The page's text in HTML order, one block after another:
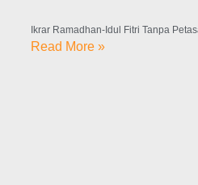
Ikrar Ramadhan-Idul Fitri Tanpa
Read More »